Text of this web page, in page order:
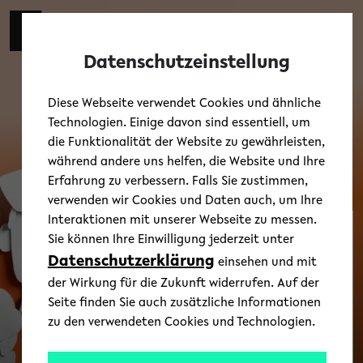
Skip to main content
Gender in Literatur
und Sprache
Datenschutzeinstellung
Diese Webseite verwendet Cookies und ähnliche
Technologien. Einige davon sind essentiell, um
die Funktionalität der Website zu gewährleisten,
während andere uns helfen, die Website und Ihre
Erfahrung zu verbessern. Falls Sie zustimmen,
verwenden wir Cookies und Daten auch, um Ihre
Interaktionen mit unserer Webseite zu messen.
Sie können Ihre Einwilligung jederzeit unter
Datenschutzerklärung einsehen und mit
der Wirkung für die Zukunft widerrufen. Auf der
Seite finden Sie auch zusätzliche Informationen
zu den verwendeten Cookies und Technologien.